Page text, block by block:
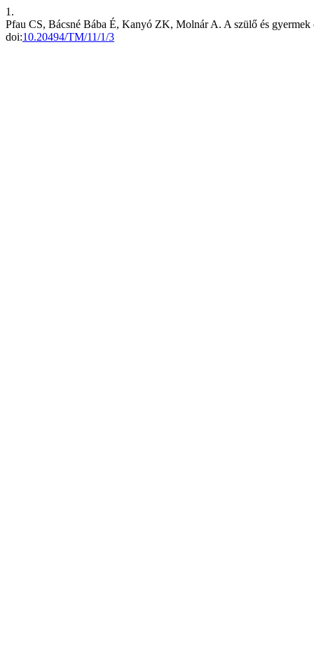
1.
Pfau CS, Bácsné Bába É, Kanyó ZK, Molnár A. A szülő és gyermek
doi:10.20494/TM/11/1/3